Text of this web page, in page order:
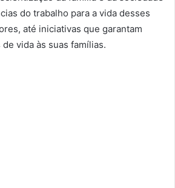
do trabalho para a vida desses
até iniciativas que garantam
vida às suas famílias.